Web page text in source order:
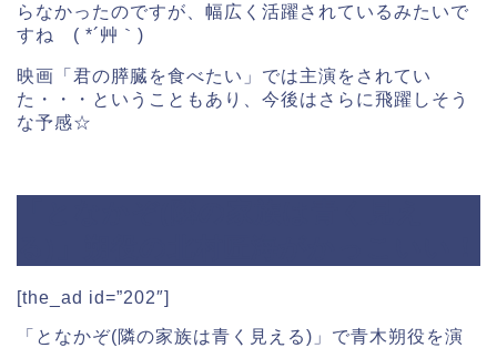
らなかったのですが、幅広く活躍されているみたいで
すね ( *´艸｀)
映画「君の膵臓を食べたい」では主演をされてい
た・・・ということもあり、今後はさらに飛躍しそう
な予感☆
[the_ad id=”202″]
「となかぞ(隣の家族は青く見える)」で青木朔役を演